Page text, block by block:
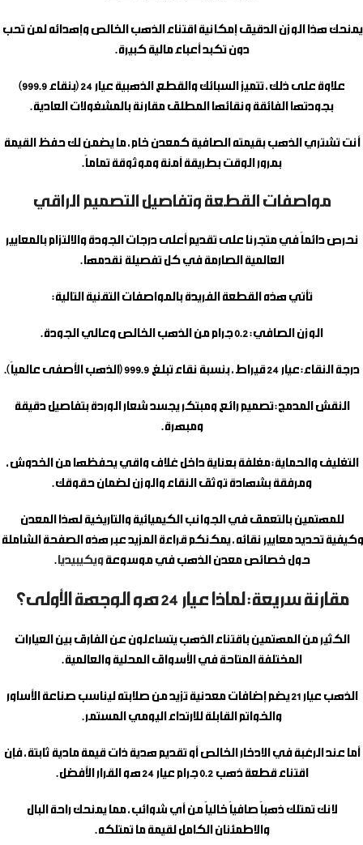
يمنحك هذا الوزن الدقيق إمكانية اقتناء الذهب الخالص وإهدائه لمن تحب
دون تكبد أعباء مالية كبيرة.
علاوة على ذلك، تتميز السبائك والقطع الذهبية عيار 24 (بنقاء 999.9)
بجودتها الفائقة ونقائها المطلق مقارنة بالمشغولات العادية.
أنت تشتري الذهب بقيمته الصافية كمعدن خام، ما يضمن لك حفظ القيمة
بمرور الوقت بطريقة آمنة وموثوقة تماماً.
مواصفات القطعة وتفاصيل التصميم الراقي
نحرص دائماً في متجرنا على تقديم أعلى درجات الجودة والالتزام بالمعايير
العالمية الصارمة في كل تفصيلة نقدمها.
تأتي هذه القطعة الفريدة بالمواصفات التقنية التالية:
الوزن الصافي:
درجة النقاء:عيار 24 قيراط، بنسبة نقاء تبلغ 999.9 (الذهب الأصفى عالمياً).
النقش المدمج:تصميم رائع ومبتكر يجسد شعار الوردة بتفاصيل دقيقة
ومبهرة.
التغليف والحماية:مغلفة بعناية داخل غلاف واقي يحفظها من الخدوش،
ومرفقة بشهادة توثق النقاء والوزن لضمان حقوقك.
للمهتمين بالتعمق في الجوانب الكيميائية والتاريخية لهذا المعدن
وكيفية تحديد معايير نقائه، يمكنكم قراءة المزيد عبر هذه الصفحة الشاملة
حول خصائص معدن الذهب في موسوعة ويكيبيديا.
مقارنة سريعة: لماذا عيار 24 هو الوجهة الأولى؟
الكثير من المهتمين باقتناء الذهب يتساءلون عن الفارق بين العيارات
المختلفة المتاحة في الأسواق المحلية والعالمية.
الذهب عيار 21 يضم إضافات معدنية تزيد من صلابته ليناسب صناعة الأساور
والخواتم القابلة للارتداء اليومي المستمر.
أما عند الرغبة في الادخار الخالص أو تقديم هدية ذات قيمة مادية ثابتة، فإن
اقتناءقطعة ذهب 0.2 جرام عيار 24 هو القرار الأفضل.
لانك تمتلك ذهباً صافياً خالياً من أي شوائب، مما يمنحك راحة البال
والاطمئنان الكامل لقيمة ما تمتلكه.